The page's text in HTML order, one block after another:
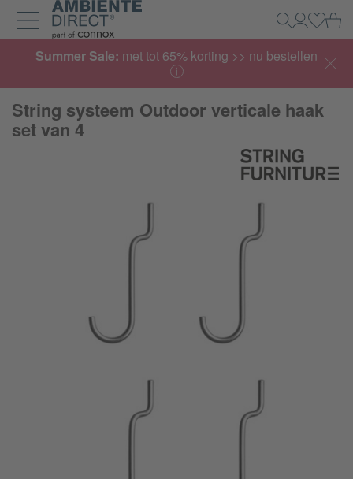
Home
Navigatie uit- en inklappen
Zoeken
Mijn
Summer Sale: met tot 65% korting >> nu bestellen
String systeem Outdoor verticale haak
set van 4